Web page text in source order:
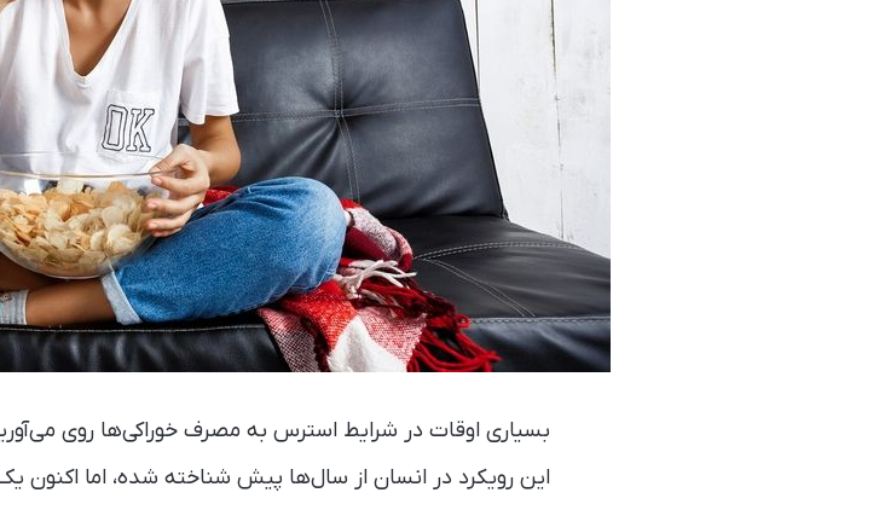
بسیاری اوقات در شرایط استرس به مصرف خوراکی‌ها روی
این رویکرد در انسان از سال‌ها پیش شناخته شده، اما